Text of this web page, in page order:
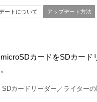
ートについて アップデート方法
カードをSDカード
カードリーダー／ライターの